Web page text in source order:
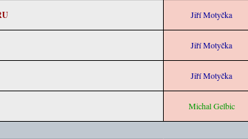
Jiří Motyčka
Jiří Motyčka
Jiří Motyčka
Michal Gelbic